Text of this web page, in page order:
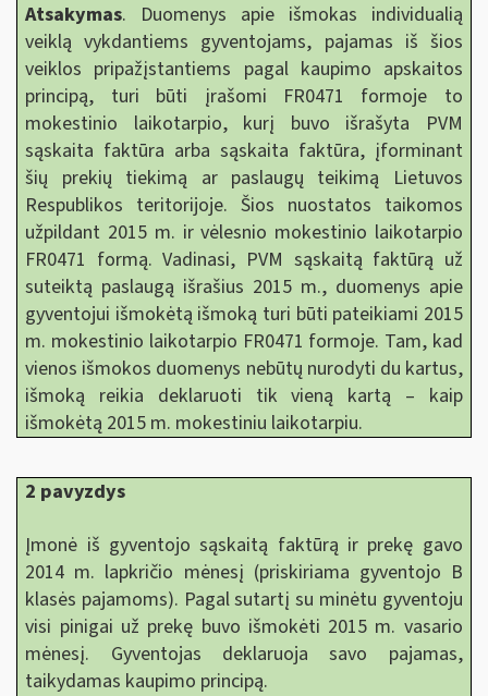
Atsakymas. Duomenys apie išmokas individualią
veiklą vykdantiems gyventojams, pajamas iš šios
veiklos pripažįstantiems pagal kaupimo apskaitos
principą, turi būti įrašomi FR0471 formoje to
mokestinio laikotarpio, kurį buvo išrašyta PVM
sąskaita faktūra arba sąskaita faktūra, įforminant
šių prekių tiekimą ar paslaugų teikimą Lietuvos
Respublikos teritorijoje. Šios nuostatos taikomos
užpildant 2015 m. ir vėlesnio mokestinio laikotarpio
FR0471 formą. Vadinasi, PVM sąskaitą faktūrą už
suteiktą paslaugą išrašius 2015 m., duomenys apie
gyventojui išmokėtą išmoką turi būti pateikiami 2015
m. mokestinio laikotarpio FR0471 formoje. Tam, kad
vienos išmokos duomenys nebūtų nurodyti du kartus,
išmoką reikia deklaruoti tik vieną kartą – kaip
išmokėtą 2015 m. mokestiniu laikotarpiu.
2 pavyzdys
Įmonė iš gyventojo sąskaitą faktūrą ir prekę gavo
2014 m. lapkričio mėnesį (priskiriama gyventojo B
klasės pajamoms). Pagal sutartį su minėtu gyventoju
visi pinigai už prekę buvo išmokėti 2015 m. vasario
mėnesį. Gyventojas deklaruoja savo pajamas,
taikydamas kaupimo principą.